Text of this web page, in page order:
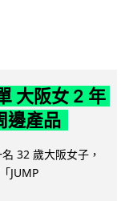
大阪女 2 年
邊產品
32 歲大阪女子，
JUMP